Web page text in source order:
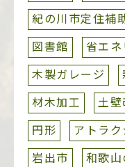
紀の川市定住補
図書館
省エ
木製ガレージ
材木加工
土壁
円形
アトラク
岩出市
和歌山